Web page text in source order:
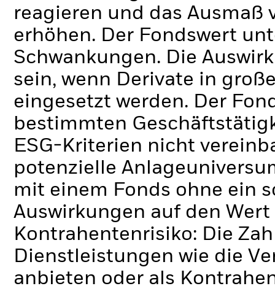
reagieren und das Ausmaß
erhöhen. Der Fondswert
Schwankungen. Die
sein, wenn Derivate in
eingesetzt werden. Der
bestimmten
ESG-Kriterien nicht
potenzielle
mit einem Fonds ohne ein
Auswirkungen auf den
Kontrahentenrisiko: Die
Dienstleistungen wie die
anbieten oder als